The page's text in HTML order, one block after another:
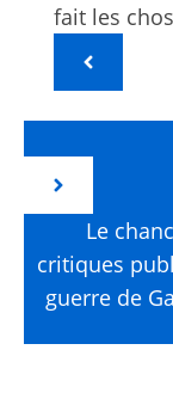
fait les
Le
critiques
guerre de